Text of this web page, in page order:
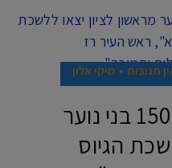
תגובות מיקי אלון
צו ראשון עם חברים, 150 בני נוער
הגיוס